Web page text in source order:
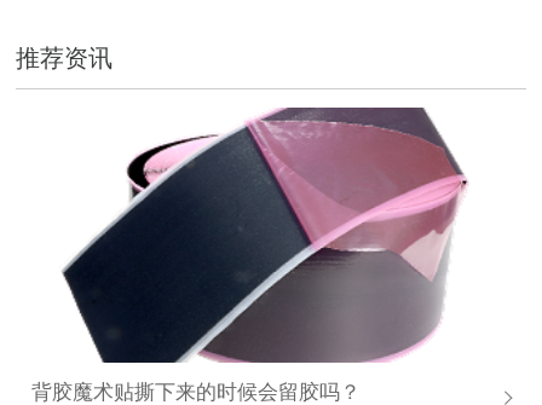
推荐资讯
背胶魔术贴撕下来的时候会留胶吗？